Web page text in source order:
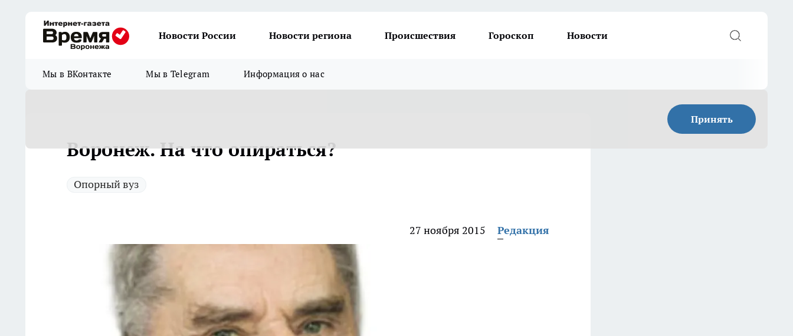
Новости России Новости региона Происшествия Гороскоп Новости
Мы в ВКонтакте Мы в Telegram Информация о нас
Принять
Воронеж. На что опираться?
Опорный вуз
27 ноября 2015 Редакция